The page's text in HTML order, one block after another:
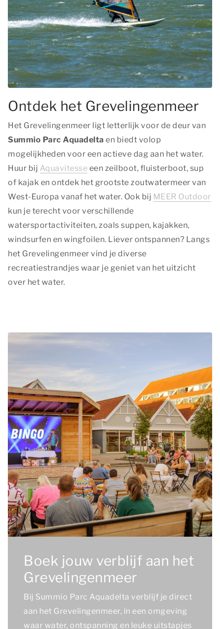
Ontdek het Grevelingenmeer
Het Grevelingenmeer ligt letterlijk voor de deur van
Summio Parc Aquadelta en biedt volop
mogelijkheden voor een actieve dag aan het water.
Huur bij Aquavitesse een zeilboot, fluisterboot, sup
of kajak en ontdek het grootste zoutwatermeer van
West-Europa vanaf het water. Ook bij MEER Outdoor
kun je terecht voor verschillende
watersportactiviteiten, zoals suppen, kajakken,
windsurfen en wingfoilen. Liever ontspannen? Langs
het Grevelingenmeer vind je diverse
recreatiestrandjes waar je geniet van het uitzicht
over het water.
Boek jouw verblijf aan het
Grevelingenmeer
Bij Summio Parc Aquadelta verblijf je direct
aan het Grevelingenmeer, in een omgeving
waar water, ontspanning en leuke uitstapjes